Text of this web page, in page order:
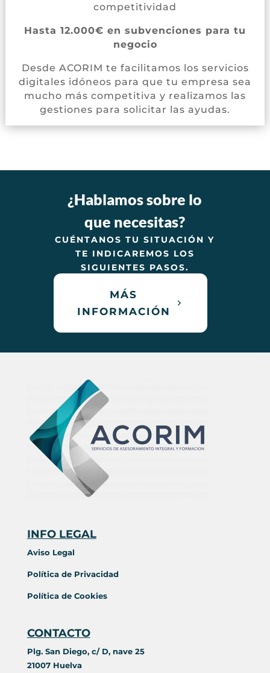
competitividad
Hasta 12.000€ en subvenciones para tu
negocio
Desde ACORIM te facilitamos los servicios
digitales idóneos para que tu empresa sea
mucho más competitiva y realizamos las
gestiones para solicitar las ayudas.
¿Hablamos sobre lo
que necesitas?
CUÉNTANOS TU SITUACIÓN Y
TE INDICAREMOS LOS
SIGUIENTES PASOS.
MÁS
INFORMACIÓN
INFO LEGAL
Aviso Legal
Política de Privacidad
Política de Cookies
CONTACTO
Plg. San Diego, c/ D, nave 25
21007 Huelva